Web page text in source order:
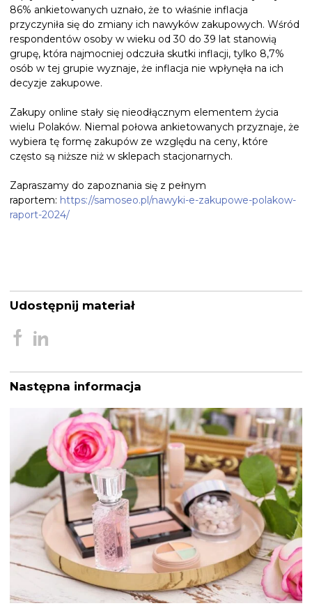
86% ankietowanych uznało, że to właśnie inflacja
przyczyniła się do zmiany ich nawyków zakupowych. Wśród
respondentów osoby w wieku od 30 do 39 lat stanowią
grupę, która najmocniej odczuła skutki inflacji, tylko 8,7%
osób w tej grupie wyznaje, że inflacja nie wpłynęła na ich
decyzje zakupowe.
Zakupy online stały się nieodłącznym elementem życia
wielu Polaków. Niemal połowa ankietowanych przyznaje, że
wybiera tę formę zakupów ze względu na ceny, które
często są niższe niż w sklepach stacjonarnych.
Zapraszamy do zapoznania się z pełnym
raportem: https://samoseo.pl/nawyki-e-zakupowe-polakow-
raport-2024/
Udostępnij materiał
Następna informacja
Nawigacja
wpisu